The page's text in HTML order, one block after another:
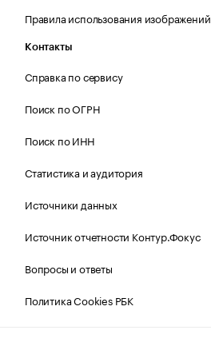
Правила использования изображений
Контакты
Справка по сервису
Поиск по ОГРН
Поиск по ИНН
Статистика и аудитория
Источники данных
Источник отчетности Контур.Фокус
Вопросы и ответы
Политика Cookies РБК